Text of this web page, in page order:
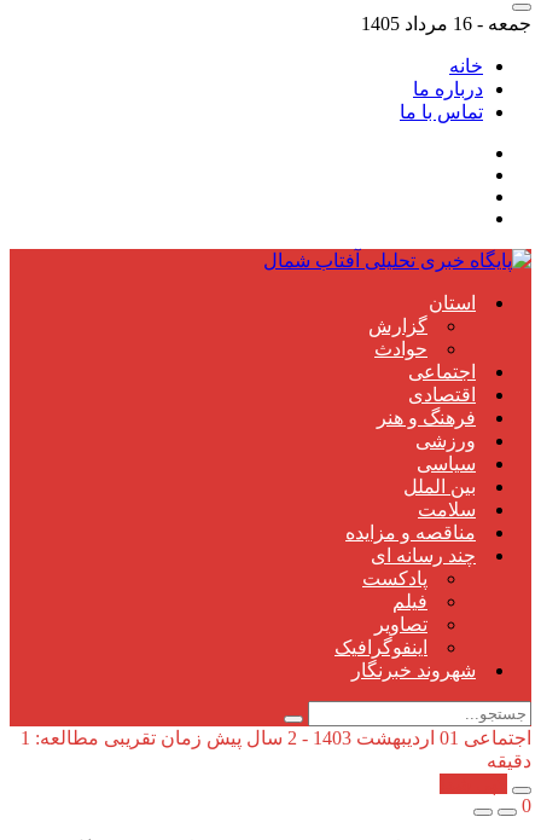
جمعه - 16 مرداد 1405
خانه
درباره ما
تماس با ما
استان
گزارش
حوادث
اجتماعی
اقتصادی
فرهنگ و هنر
ورزشی
سیاسی
بین الملل
سلامت
مناقصه و مزایده
چند رسانه ای
پادکست
فیلم
تصاویر
اینفوگرافیک
شهروند خبرنگار
اجتماعی 01 اردیبهشت 1403 - 2 سال پیش
زمان تقریبی مطالعه: 1
دقیقه
0